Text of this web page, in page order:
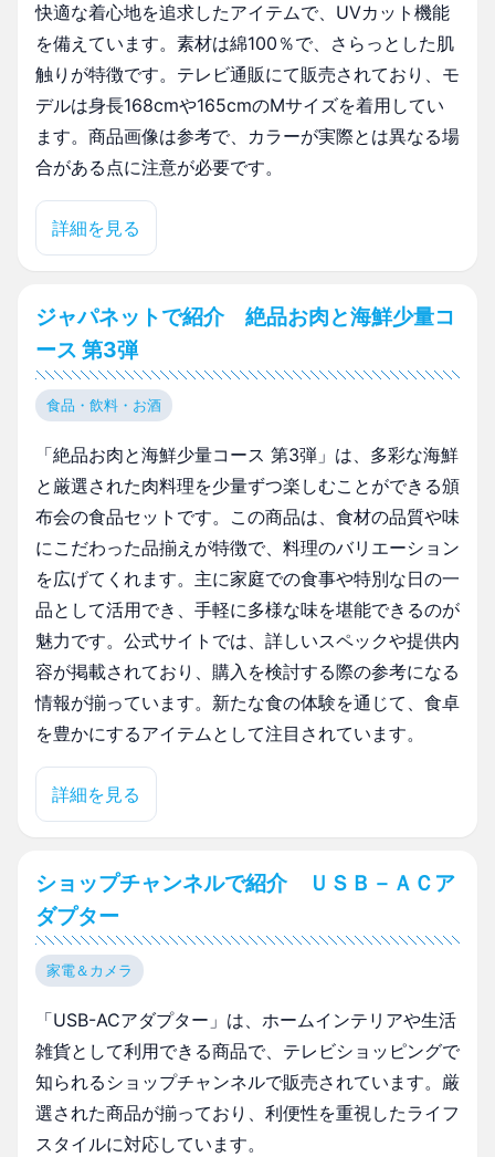
快適な着心地を追求したアイテムで、UVカット機能
を備えています。素材は綿100％で、さらっとした肌
触りが特徴です。テレビ通販にて販売されており、モ
デルは身長168cmや165cmのMサイズを着用してい
ます。商品画像は参考で、カラーが実際とは異なる場
合がある点に注意が必要です。
詳細を見る
ジャパネットで紹介 絶品お肉と海鮮少量コ
ース 第3弾
食品・飲料・お酒
「絶品お肉と海鮮少量コース 第3弾」は、多彩な海鮮
と厳選された肉料理を少量ずつ楽しむことができる頒
布会の食品セットです。この商品は、食材の品質や味
にこだわった品揃えが特徴で、料理のバリエーション
を広げてくれます。主に家庭での食事や特別な日の一
品として活用でき、手軽に多様な味を堪能できるのが
魅力です。公式サイトでは、詳しいスペックや提供内
容が掲載されており、購入を検討する際の参考になる
情報が揃っています。新たな食の体験を通じて、食卓
を豊かにするアイテムとして注目されています。
詳細を見る
ショップチャンネルで紹介 ＵＳＢ－ＡＣア
ダプター
家電＆カメラ
「USB-ACアダプター」は、ホームインテリアや生活
雑貨として利用できる商品で、テレビショッピングで
知られるショップチャンネルで販売されています。厳
選された商品が揃っており、利便性を重視したライフ
スタイルに対応しています。